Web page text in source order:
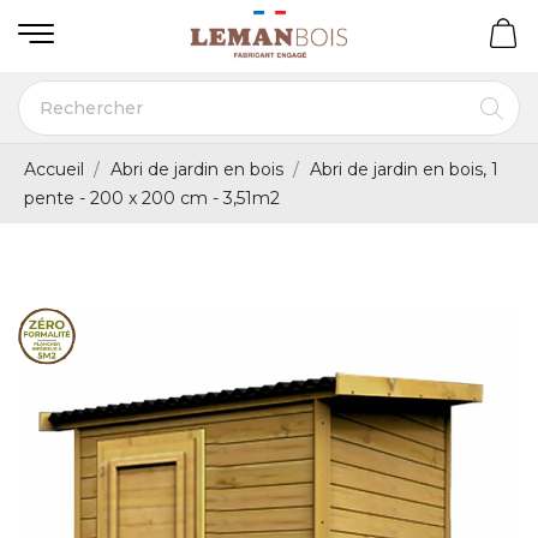
Accueil Abri de jardin en bois
Abri de jardin en bois, 1
pente - 200 x 200 cm - 3,51m2